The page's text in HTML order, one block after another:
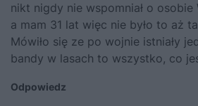
nikt nigdy nie wspomniał o
a mam 31 lat więc nie było to aż
Mówiło się ze po wojnie istniały
bandy w lasach to wszystko, co
Odpowiedz